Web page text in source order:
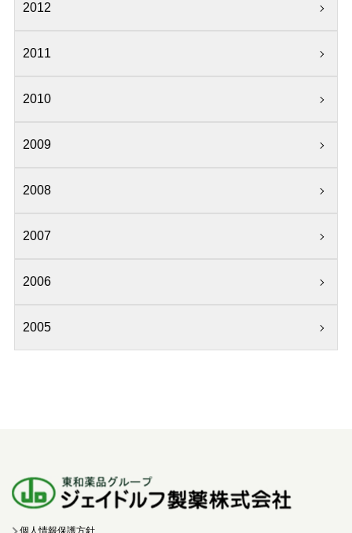
2012
2011
2010
2009
2008
2007
2006
2005
個人情報保護方針